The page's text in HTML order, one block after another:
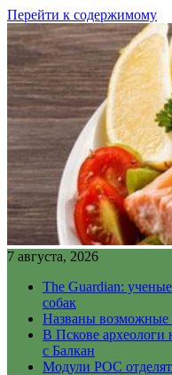
Перейти к содержимому
7 августа, 2026
The Guardian:
собак
Названы возможные
В Пскове археологи
с Балкан
Модули РОС